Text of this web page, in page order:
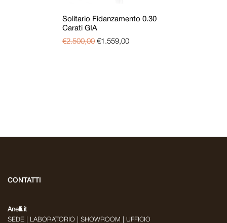
Solitario Fidanzamento 0.30
Carati GIA
€2.500,00 €1.559,00
CONTATTI
Anelli.it
SEDE | LABORATORIO | SHOWROOM | UFFICIO